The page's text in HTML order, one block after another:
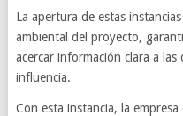
La apertura de estas
ambiental del proyecto,
acercar información clara a las
influencia.
Con esta instancia, la